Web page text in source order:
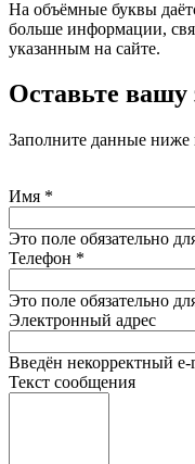
На объёмные буквы
больше информации,
указанным на сайте.
Оставьте вашу
Заполните данные
Имя *
Это поле обязательно
Телефон *
Это поле обязательно
Электронный адрес
Введён некорректный e-
Текст сообщения